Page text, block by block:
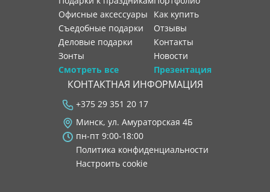
Офисные аксессуары
Съедобные подарки
Деловые подарки
Зонты
Смотреть все
как купить
отзывы
контакты
новости
Презентация
КОНТАКТНАЯ ИНФОРМАЦИЯ
+375 29 351 20 17
Минск, ул. Амураторская 4Б
пн-пт 9:00-18:00
Политика конфиденциальности
Настроить cookie